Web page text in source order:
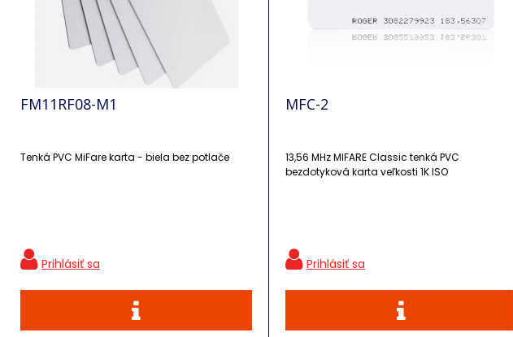
FM11RF08-M1
Tenká PVC MiFare karta - biela bez potlače
MFC-2
13,56 MHz MIFARE Classic tenká PVC
bezdotyková karta veľkosti 1K ISO